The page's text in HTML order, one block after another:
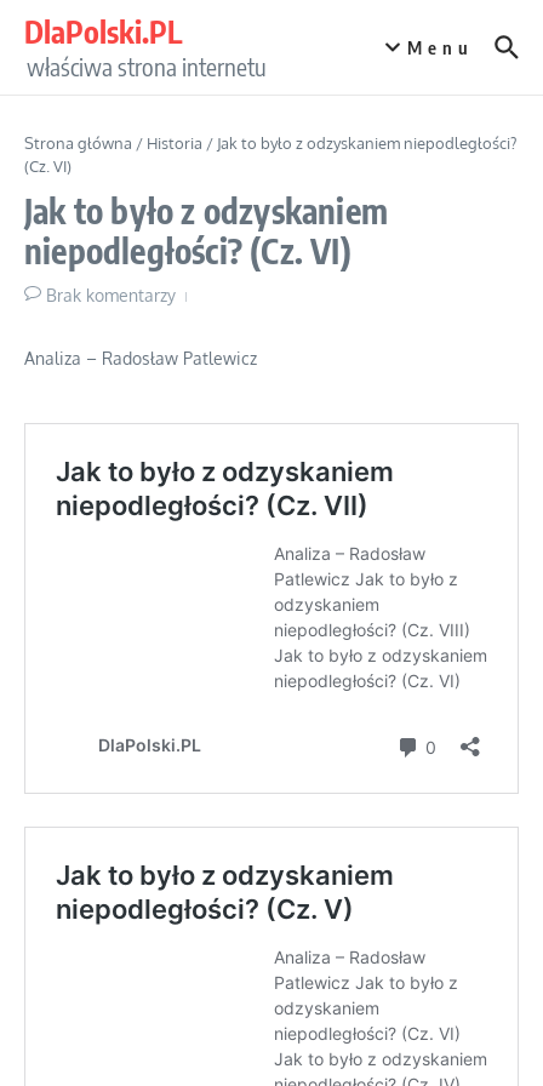
DlaPolski.PL
właściwa strona internetu
Menu
Strona główna / Historia / Jak to było z odzyskaniem niepodległości?
(Cz. VI)
Jak to było z odzyskaniem
niepodległości? (Cz. VI)
Brak komentarzy
Analiza – Radosław Patlewicz